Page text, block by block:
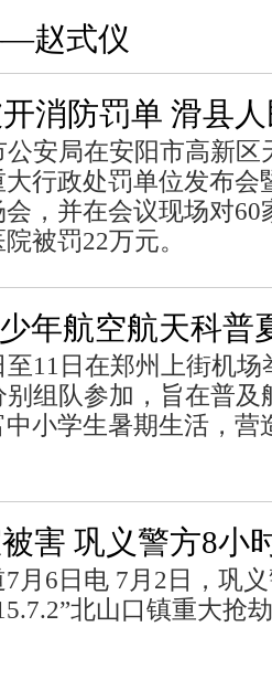
赵式仪
消防罚单 滑县
安局在安阳市高新区
行政处罚单位发布会
，并在会议现场对
被罚22万元。
年航空航天科普
11日在郑州上街机
组队参加，旨在普及
小学生暑期生活，营
害 巩义警方8小
月6日电 7月2日，巩
北山口镇重大抢